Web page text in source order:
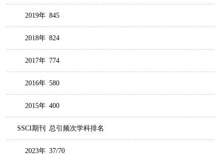
2019年 845
2018年 824
2017年 774
2016年 580
2015年 400
SSCI期刊 总引频次学科排名
2023年 37/70